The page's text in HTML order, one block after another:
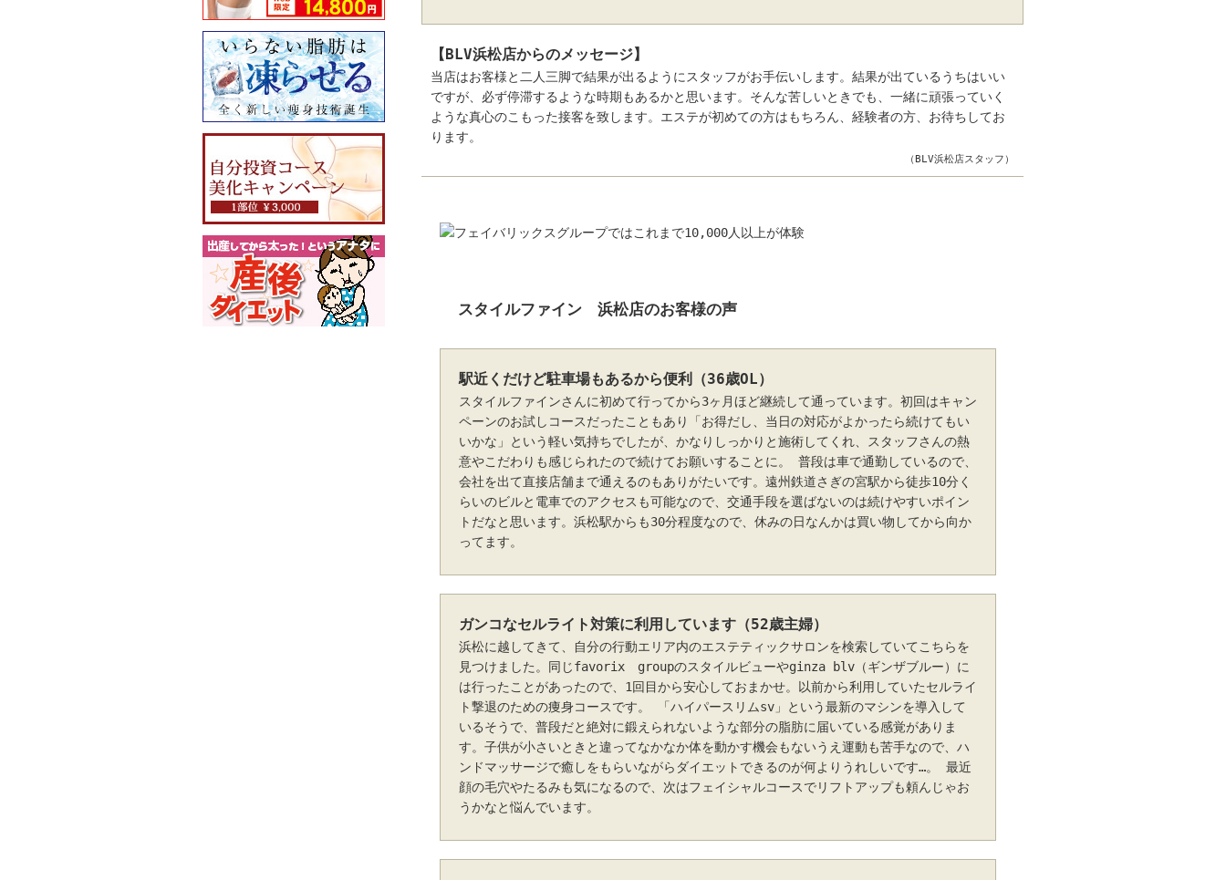
【BLV浜松店からのメッセージ】
当店はお客様と二人三脚で結果が出るようにスタッフがお手伝いします。結果が出ているうちはいい
ですが、必ず停滞するような時期もあるかと思います。そんな苦しいときでも、一緒に頑張っていく
ような真心のこもった接客を致します。エステが初めての方はもちろん、経験者の方、お待ちしてお
ります。
（BLV浜松店スタッフ）
スタイルファイン 浜松店のお客様の声
駅近くだけど駐車場もあるから便利（36歳OL）
スタイルファインさんに初めて行ってから3ヶ月ほど継続して通っています。初回はキャン
ペーンのお試しコースだったこともあり「お得だし、当日の対応がよかったら続けてもい
いかな」という軽い気持ちでしたが、かなりしっかりと施術してくれ、スタッフさんの熱
意やこだわりも感じられたので続けてお願いすることに。 普段は車で通勤しているので、
会社を出て直接店舗まで通えるのもありがたいです。遠州鉄道さぎの宮駅から徒歩10分く
らいのビルと電車でのアクセスも可能なので、交通手段を選ばないのは続けやすいポイン
トだなと思います。浜松駅からも30分程度なので、休みの日なんかは買い物してから向か
ってます。
ガンコなセルライト対策に利用しています（52歳主婦）
浜松に越してきて、自分の行動エリア内のエステティックサロンを検索していてこちらを
見つけました。同じfavorix groupのスタイルビューやginza blv（ギンザブルー）に
は行ったことがあったので、1回目から安心しておまかせ。以前から利用していたセルライ
ト撃退のための痩身コースです。 「ハイパースリムsv」という最新のマシンを導入して
いるそうで、普段だと絶対に鍛えられないような部分の脂肪に届いている感覚がありま
す。子供が小さいときと違ってなかなか体を動かす機会もないうえ運動も苦手なので、ハ
ンドマッサージで癒しをもらいながらダイエットできるのが何よりうれしいです…。 最近
顔の毛穴やたるみも気になるので、次はフェイシャルコースでリフトアップも頼んじゃお
うかなと悩んでいます。